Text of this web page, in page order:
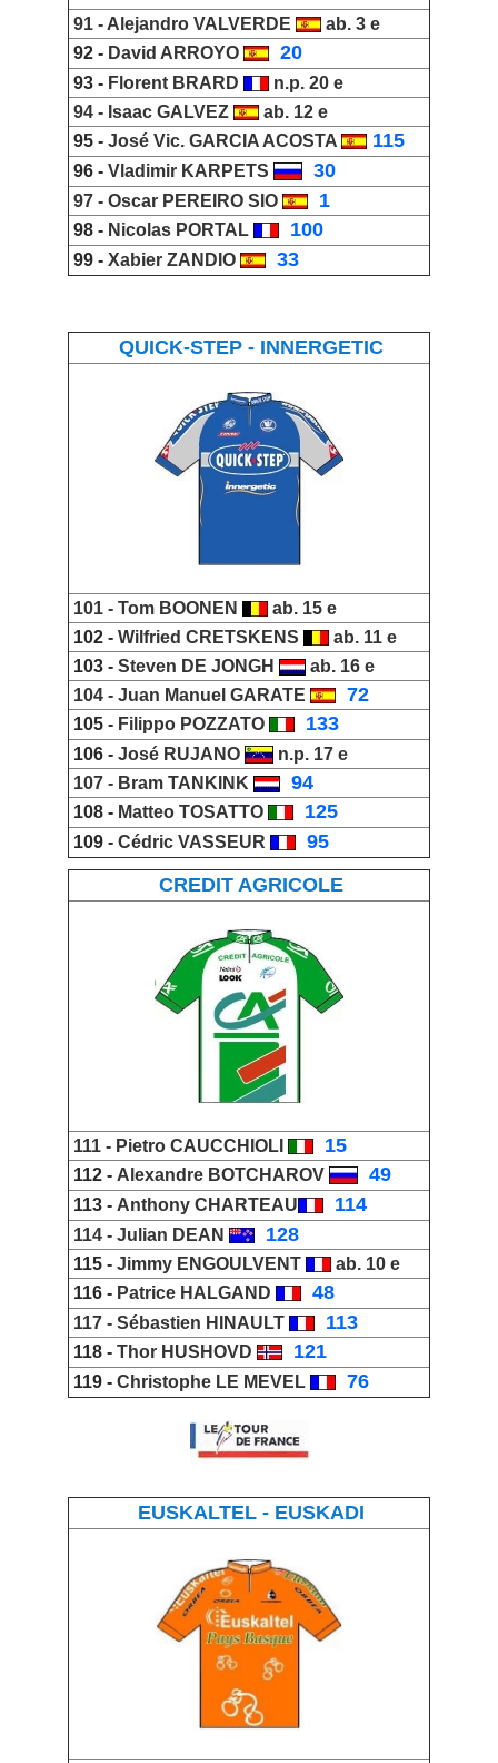
91 - Alejandro VALVERDE
ab. 3 e
92 - David ARROYO 20
93 - Florent BRARD
n.p. 20 e
94 - Isaac GALVEZ
ab. 12 e
95 - José Vic. GARCIA ACOSTA 115
96 - Vladimir KARPETS 30
97 - Oscar PEREIRO SIO 1
98 - Nicolas PORTAL 100
99 - Xabier ZANDIO 33
QUICK-STEP - INNERGETIC
101 - Tom BOONEN
ab. 15 e
102 - Wilfried CRETSKENS
ab. 11 e
103 - Steven DE JONGH
ab. 16 e
104 - Juan Manuel GARATE 72
105 - Filippo POZZATO 133
106 - José RUJANO
n.p. 17 e
107 - Bram TANKINK 94
108 - Matteo TOSATTO 125
109 - Cédric VASSEUR
95
CREDIT AGRICOLE
111 - Pietro CAUCCHIOLI 15
112 - Alexandre BOTCHAROV 49
113 - Anthony CHARTEAU 114
114 - Julian DEAN 128
115 - Jimmy ENGOULVENT
ab. 10 e
116 - Patrice HALGAND 48
117 - Sébastien HINAULT 113
118 - Thor HUSHOVD 121
119 - Christophe LE MEVEL 76
EUSKALTEL - EUSKADI